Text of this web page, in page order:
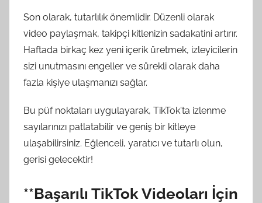
Son olarak, tutarlılık önemlidir. Düzenli olarak
video paylaşmak, takipçi kitlenizin sadakatini artırır.
Haftada birkaç kez yeni içerik üretmek, izleyicilerin
sizi unutmasını engeller ve sürekli olarak daha
fazla kişiye ulaşmanızı sağlar.
Bu püf noktaları uygulayarak, TikTok'ta izlenme
sayılarınızı patlatabilir ve geniş bir kitleye
ulaşabilirsiniz. Eğlenceli, yaratıcı ve tutarlı olun,
gerisi gelecektir!
**Başarılı TikTok Videoları İçin